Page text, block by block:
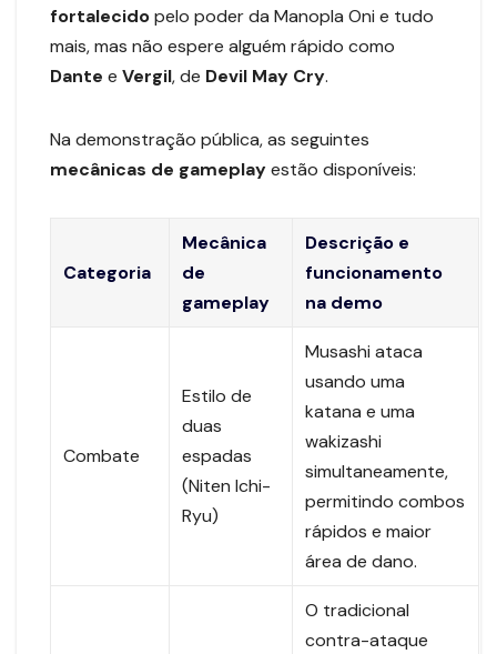
fortalecidopelo poder da Manopla Oni e tudo
mais, mas não espere alguém rápido como
Dante e Vergil, de Devil May Cry.
Na demonstração pública, as seguintes
mecânicas de gameplayestão disponíveis:
Categoria
Mecânica
de
gameplay
Descrição e
funcionamento
na demo
Combate
Estilo de
duas
espadas
(Niten Ichi-
Ryu)
Musashi ataca
usando uma
katana e uma
wakizashi
simultaneamente,
permitindo combos
rápidos e maior
área de dano.
O tradicional
contra-ataque